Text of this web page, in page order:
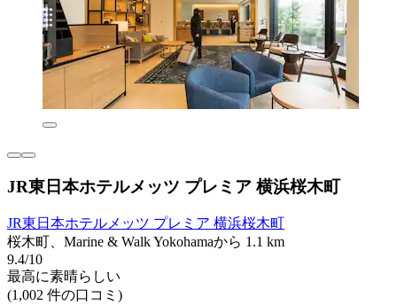
JR東日本ホテルメッツ プレミア 横浜桜木町
JR東日本ホテルメッツ プレミア 横浜桜木町
桜木町、Marine & Walk Yokohamaから 1.1 km
9.4/10
最高に素晴らしい
(1,002 件の口コミ)